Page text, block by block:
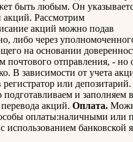
быть любым. Он
акций. Рассмотрим
акций можно подав
либо через
на основании
почтового отправления, - но
В зависимости от учета
регистратор или
и заполняем
акций. Оплата.
оплаты:наличными или
использованием банковской